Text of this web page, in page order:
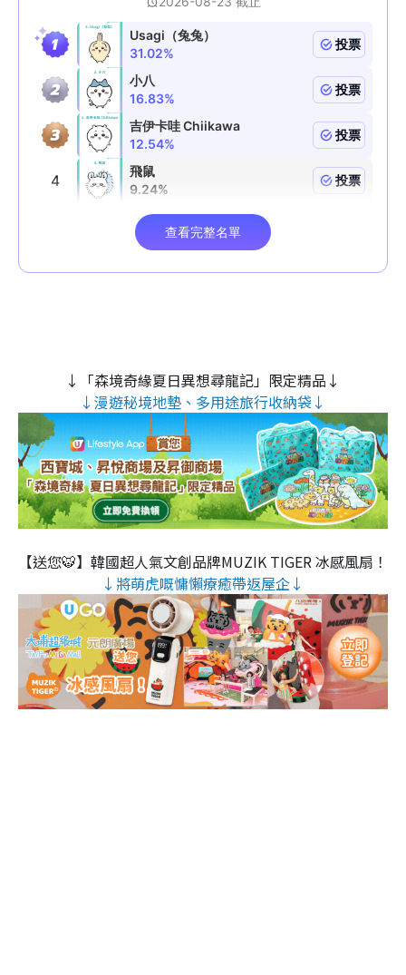
↓「森境奇緣夏日異想尋龍記」限定精品↓
↓漫遊秘境地墊、多用途旅行收納袋↓
【送您🐯】韓國超人氣文創品牌MUZIK TIGER 冰感風扇！
↓將萌虎嘅慵懶療癒帶返屋企↓